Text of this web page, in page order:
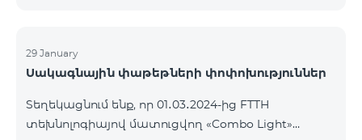
29 January
Սակագնային փաթեթների փոփոխություններ
Տեղեկացնում ենք, որ 01․03․2024-ից FTTH
տեխնոլոգիայով մատուցվող «Combo Light»